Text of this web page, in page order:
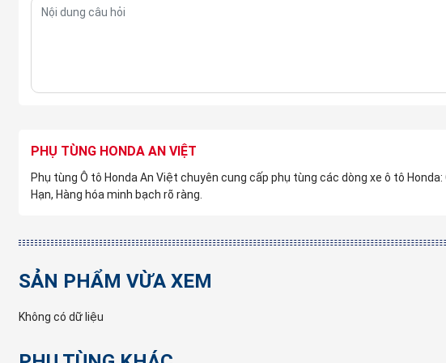
sau Civic Gen 10
Bạn vẫn đang cân nhắc nhiều địa chỉ mua Cản sau (Ba đờ sốc sau)
PHỤ TÙNG HONDA AN VIỆT
Phụ tùng Ô tô Honda An Việt chuyên cung cấp phụ tùng các dòng xe ô tô Honda:
Hạn, Hàng hóa minh bạch rõ ràng.
SẢN PHẨM VỪA XEM
Không có dữ liệu